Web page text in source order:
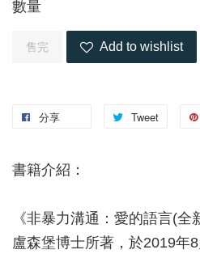
數量
售完 Add to wishlist
分享 Tweet
書籍介紹：
《非暴力溝通：愛的語言(全
盧森堡博士所著，於2019年